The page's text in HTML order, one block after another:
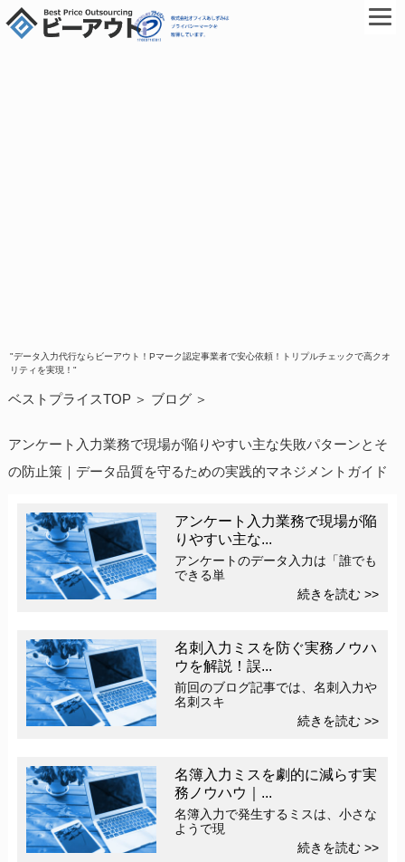
"データ入力代行ならビーアウト！Pマーク認定事業者で安心依頼！トリプルチェックで高クオ
リティを実現！"
ベストプライスTOP ブログ
アンケート入力業務で現場が陥りやすい主な失敗パターンとそ
の防止策｜データ品質を守るための実践的マネジメントガイド
アンケート入力業務で現場が陥
りやすい主な...
アンケートのデータ入力は「誰でも
できる単
続きを読む >>
名刺入力ミスを防ぐ実務ノウハ
ウを解説！誤...
前回のブログ記事では、名刺入力や
名刺スキ
続きを読む >>
名簿入力ミスを劇的に減らす実
務ノウハウ｜...
名簿入力で発生するミスは、小さな
ようで現
続きを読む >>